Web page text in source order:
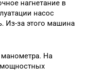
нагнетание в
насос
Из-за этого машина
манометра. На
мощностных